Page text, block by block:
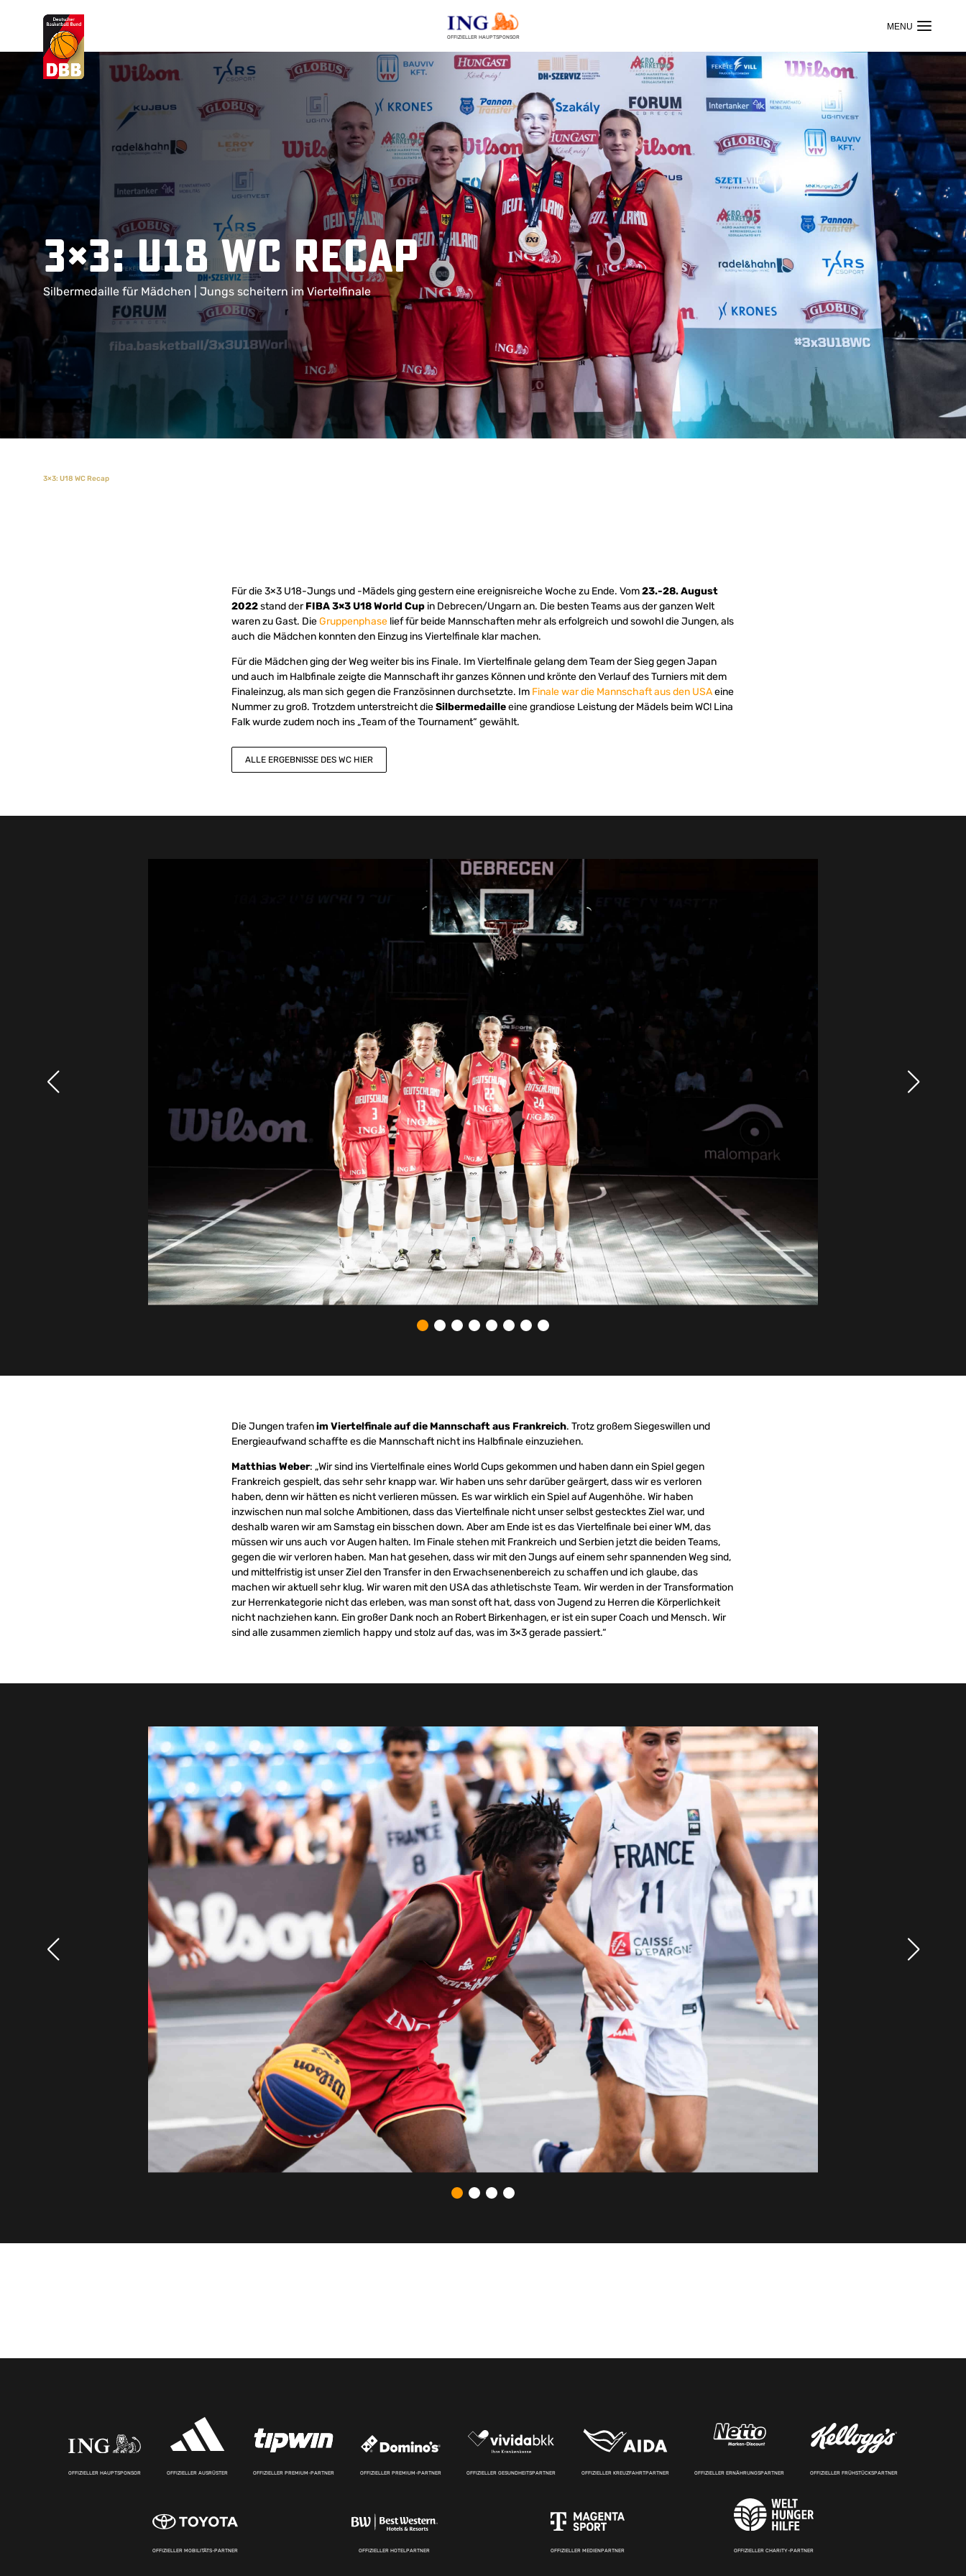
OFFIZIELLER HAUPTSPONSOR
Suchvorschläge
Lorem Ipsum
Amet Valputo
3×3: U18 WC Recap
Silbermedaille für Mädchen | Jungs scheitern im Viertelfinale
3×3: U18 WC Recap
Für die 3×3 U18-Jungs und -Mädels ging gestern eine ereignisreiche Woche zu Ende. Vom23.-28. August
2022stand derFIBA 3×3 U18 World Cup in Debrecen/Ungarn an. Die besten Teams aus der ganzen Welt
waren zu Gast. DieGruppenphase lief für beide Mannschaften mehr als erfolgreich und sowohl die Jungen, als
auch die Mädchen konnten den Einzug ins Viertelfinale klar machen.
Für die Mädchen ging der Weg weiter bis ins Finale. Im Viertelfinale gelang dem Team der Sieg gegen Japan
und auch im Halbfinale zeigte die Mannschaft ihr ganzes Können und krönte den Verlauf des Turniers mit dem
Finaleinzug, als man sich gegen die Französinnen durchsetzte. Im Finale war die Mannschaft aus den USAeine
Nummer zu groß. Trotzdem unterstreicht dieSilbermedailleeine grandiose Leistung der Mädels beim WC! Lina
Falk wurde zudem noch ins „Team of the Tournament“ gewählt.
ALLE ERGEBNISSE DES WC HIER
Die Jungen trafenim Viertelfinale auf die Mannschaft aus Frankreich. Trotz großem Siegeswillen und
Energieaufwand schaffte es die Mannschaft nicht ins Halbfinale einzuziehen.
Matthias Weber: „Wir sind ins Viertelfinale eines World Cups gekommen und haben dann ein Spiel gegen
Frankreich gespielt, das sehr sehr knapp war. Wir haben uns sehr darüber geärgert, dass wir es verloren
haben, denn wir hätten es nicht verlieren müssen. Es war wirklich ein Spiel auf Augenhöhe. Wir haben
inzwischen nun mal solche Ambitionen, dass das Viertelfinale nicht unser selbst gestecktes Ziel war, und
deshalb waren wir am Samstag ein bisschen down. Aber am Ende ist es das Viertelfinale bei einer WM, das
müssen wir uns auch vor Augen halten. Im Finale stehen mit Frankreich und Serbien jetzt die beiden Teams,
gegen die wir verloren haben. Man hat gesehen, dass wir mit den Jungs auf einem sehr spannenden Weg sind,
und mittelfristig ist unser Ziel den Transfer in den Erwachsenenbereich zu schaffen und ich glaube, das
machen wir aktuell sehr klug. Wir waren mit den USA das athletischste Team. Wir werden in der Transformation
zur Herrenkategorie nicht das erleben, was man sonst oft hat, dass von Jugend zu Herren die Körperlichkeit
nicht nachziehen kann. Ein großer Dank noch an Robert Birkenhagen, er ist ein super Coach und Mensch. Wir
sind alle zusammen ziemlich happy und stolz auf das, was im 3×3 gerade passiert.“
OFFIZIELLER HAUPTSPONSOR OFFIZIELLER AUSRÜSTER OFFIZIELLER PREMIUM-PARTNER OFFIZIELLER PREMIUM-PARTNER OFFIZIELLER GESUNDHEITSPARTNER OFFIZIELLER KREUZFAHRTPARTNER OFFIZIELLER ERNÄHRUNGSPARTNER OFFIZIELLER FRÜHSTÜCKSPARTNER
OFFIZIELLER MOBILITÄTS-PARTNER OFFIZIELLER HOTELPARTNER OFFIZIELLER MEDIENPARTNER OFFIZIELLER CHARITY-PARTNER